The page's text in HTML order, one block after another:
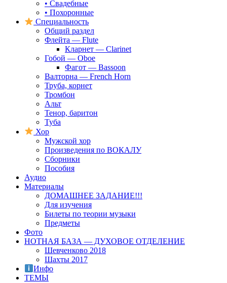
• Свадебные
• Похоронные
Специальность
Общий раздел
Флейта — Flute
Кларнет — Clarinet
Гобой — Oboe
Фагот — Bassoon
Валторна — French Horn
Труба, корнет
Тромбон
Альт
Тенор, баритон
Туба
Хор
Мужской хор
Произведения по ВОКАЛУ
Сборники
Пособия
Аудио
Материалы
ДОМАШНЕЕ ЗАДАНИЕ!!!
Для изучения
Билеты по теории музыки
Предметы
Фото
НОТНАЯ БАЗА — ДУХОВОЕ ОТДЕЛЕНИЕ
Шевченково 2018
Шахты 2017
Инфо
ТЕМЫ